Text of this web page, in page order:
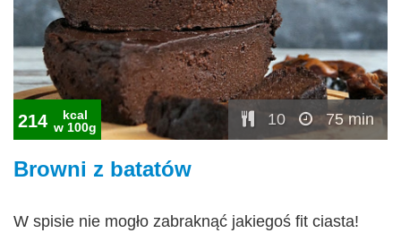
214
kcal
w 100g
10 75 min
Browni z batatów
W spisie nie mogło zabraknąć jakiegoś fit ciasta!